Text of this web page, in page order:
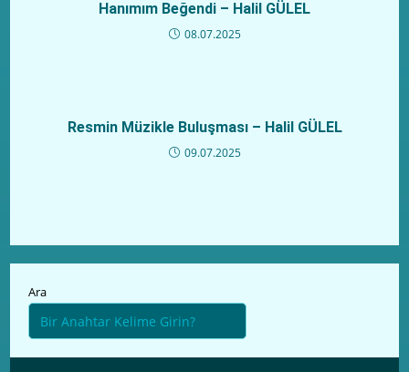
Hanımım Beğendi – Halil GÜLEL
08.07.2025
Resmin Müzikle Buluşması – Halil GÜLEL
09.07.2025
Ara